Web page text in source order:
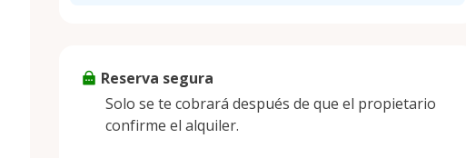
Reserva segura
Solo se te cobrará después de que el propietario
confirme el alquiler.